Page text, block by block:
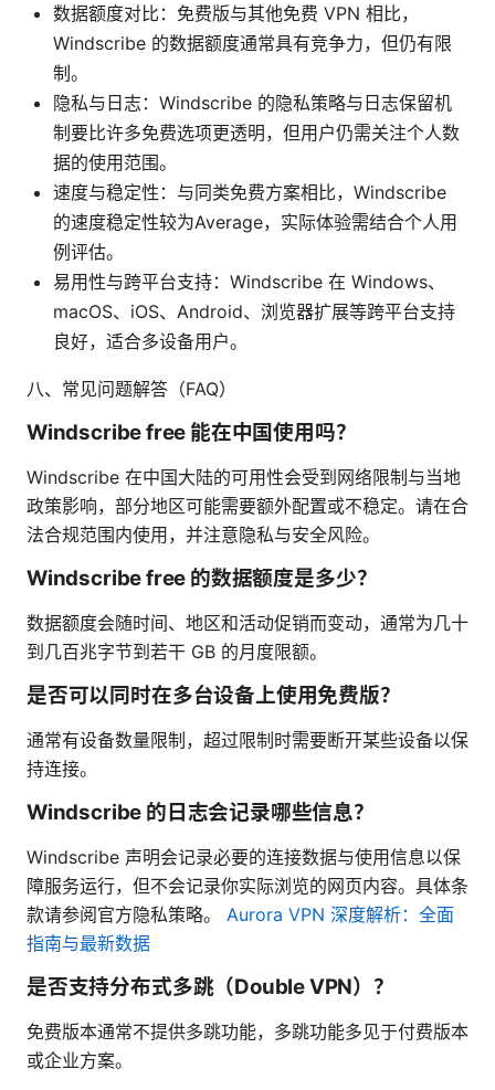
数据额度对比：免费版与其他免费 VPN 相比，
Windscribe 的数据额度通常具有竞争力，但仍有限
制。
隐私与日志：Windscribe 的隐私策略与日志保留机
制要比许多免费选项更透明，但用户仍需关注个人数
据的使用范围。
速度与稳定性：与同类免费方案相比，Windscribe
的速度稳定性较为Average，实际体验需结合个人用
例评估。
易用性与跨平台支持：Windscribe 在 Windows、
macOS、iOS、Android、浏览器扩展等跨平台支持
良好，适合多设备用户。
八、常见问题解答（FAQ）
Windscribe free 能在中国使用吗？
Windscribe 在中国大陆的可用性会受到网络限制与当地
政策影响，部分地区可能需要额外配置或不稳定。请在合
法合规范围内使用，并注意隐私与安全风险。
Windscribe free 的数据额度是多少？
数据额度会随时间、地区和活动促销而变动，通常为几十
到几百兆字节到若干 GB 的月度限额。
是否可以同时在多台设备上使用免费版？
通常有设备数量限制，超过限制时需要断开某些设备以保
持连接。
Windscribe 的日志会记录哪些信息？
Windscribe 声明会记录必要的连接数据与使用信息以保
障服务运行，但不会记录你实际浏览的网页内容。具体条
款请参阅官方隐私策略。 Aurora VPN 深度解析：全面
指南与最新数据
是否支持分布式多跳（Double VPN）？
免费版本通常不提供多跳功能，多跳功能多见于付费版本
或企业方案。